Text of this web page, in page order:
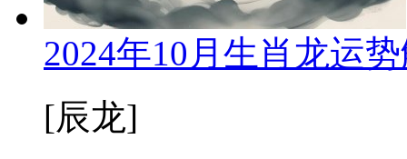
2024年10月生肖龙运
[辰龙]